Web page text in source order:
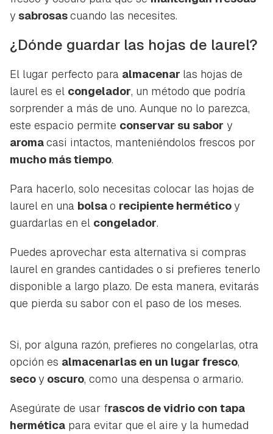
Guardar como favorito
Para poder guardar como favorito, primero has de
iniciar sesión con tu cuenta de Hogarmanía.
y sabrosascuando las necesites.
¿Dónde guardar las hojas de laurel?
El lugar perfecto para almacenar las hojas de
laurel es el congelador, un método que podría
sorprender a más de uno. Aunque no lo parezca,
este espacio permite conservar su sabor y
aromacasi intactos, manteniéndolos frescos por
mucho más tiempo.
Para hacerlo, solo necesitas colocar las hojas de
laurel en una bolsao recipiente herméticoy
guardarlas en el congelador.
Puedes aprovechar esta alternativa si compras
laurel en grandes cantidades o si prefieres tenerlo
disponible a largo plazo. De esta manera, evitarás
que pierda su sabor con el paso de los meses.
Si, por alguna razón, prefieres no congelarlas, otra
opción es almacenarlas en un lugar fresco,
secoy oscuro, como una despensa o armario.
Asegúrate de usar frascos de vidrio con tapa
hermética para evitar que el aire y la humedad
Contenido enviado
Gracias por suscribirte a nuestro boletín.